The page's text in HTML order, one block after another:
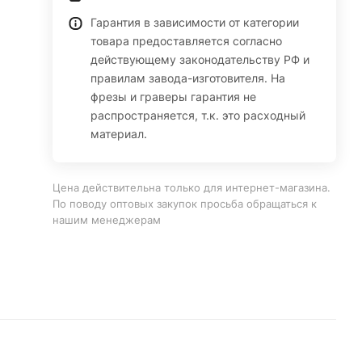
Гарантия в зависимости от категории
товара предоставляется согласно
действующему законодательству РФ и
правилам завода-изготовителя. На
фрезы и граверы гарантия не
распространяется, т.к. это расходный
материал.
Цена действительна только для интернет-магазина.
По поводу оптовых закупок просьба обращаться к
нашим менеджерам